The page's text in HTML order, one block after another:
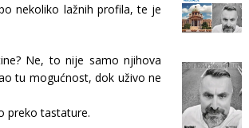
nekoliko lažnih profila, te je
Ne, to nije samo njihova
tu mogućnost, dok uživo ne
preko tastature.